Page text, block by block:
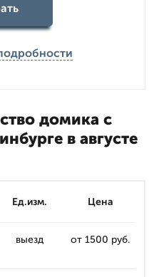
домика с
в августе
Ед.изм. Цена
выезд от 1500 руб.